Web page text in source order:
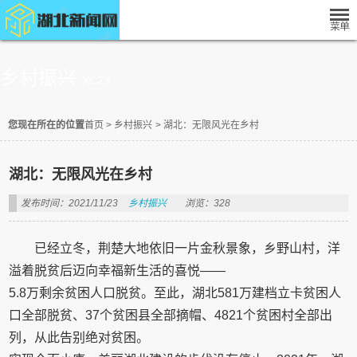
您现在所在的位置首页 > 乡村振兴 > 湖北：无限风光在乡村
湖北：无限风光在乡村
发布时间：2021/11/23 乡村振兴 浏览：328
已经立冬，荆楚大地依旧一片金秋景象，乡野山村，洋
溢着脱贫后迈向幸福新生活的喜悦——
5.8万剩余贫困人口脱贫。至此，湖北581万建档立卡贫困人
口全部脱贫、37个贫困县全部摘帽、4821个贫困村全部出
列，从此告别绝对贫困。